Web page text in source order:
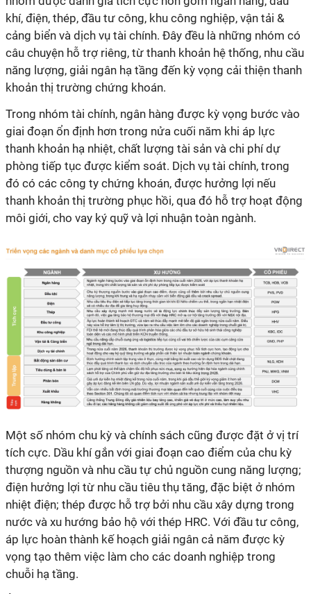
khí, điện, thép, đầu tư công, khu công nghiệp, vận tải &
cảng biển và dịch vụ tài chính. Đây đều là những nhóm có
câu chuyện hỗ trợ riêng, từ thanh khoản hệ thống, nhu cầu
năng lượng, giải ngân hạ tầng đến kỳ vọng cải thiện thanh
khoản thị trường chứng khoán.
Trong nhóm tài chính, ngân hàng được kỳ vọng bước vào
giai đoạn ổn định hơn trong nửa cuối năm khi áp lực
thanh khoản hạ nhiệt, chất lượng tài sản và chi phí dự
phòng tiếp tục được kiểm soát. Dịch vụ tài chính, trong
đó có các công ty chứng khoán, được hưởng lợi nếu
thanh khoản thị trường phục hồi, qua đó hỗ trợ hoạt động
môi giới, cho vay ký quỹ và lợi nhuận toàn ngành.
Một số nhóm chu kỳ và chính sách cũng được đặt ở vị trí
tích cực. Dầu khí gắn với giai đoạn cao điểm của chu kỳ
thượng nguồn và nhu cầu tự chủ nguồn cung năng lượng;
điện hưởng lợi từ nhu cầu tiêu thụ tăng, đặc biệt ở nhóm
nhiệt điện; thép được hỗ trợ bởi nhu cầu xây dựng trong
nước và xu hướng bảo hộ với thép HRC. Với đầu tư công,
áp lực hoàn thành kế hoạch giải ngân cả năm được kỳ
vọng tạo thêm việc làm cho các doanh nghiệp trong
chuỗi hạ tầng.